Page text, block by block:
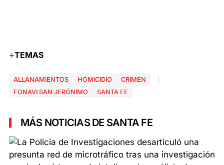
TEMAS
ALLANAMIENTOS HOMICIDIO
CRIMEN
FONAVI SAN JERÓNIMO
SANTA FE
MÁS NOTICIAS DE SANTA FE